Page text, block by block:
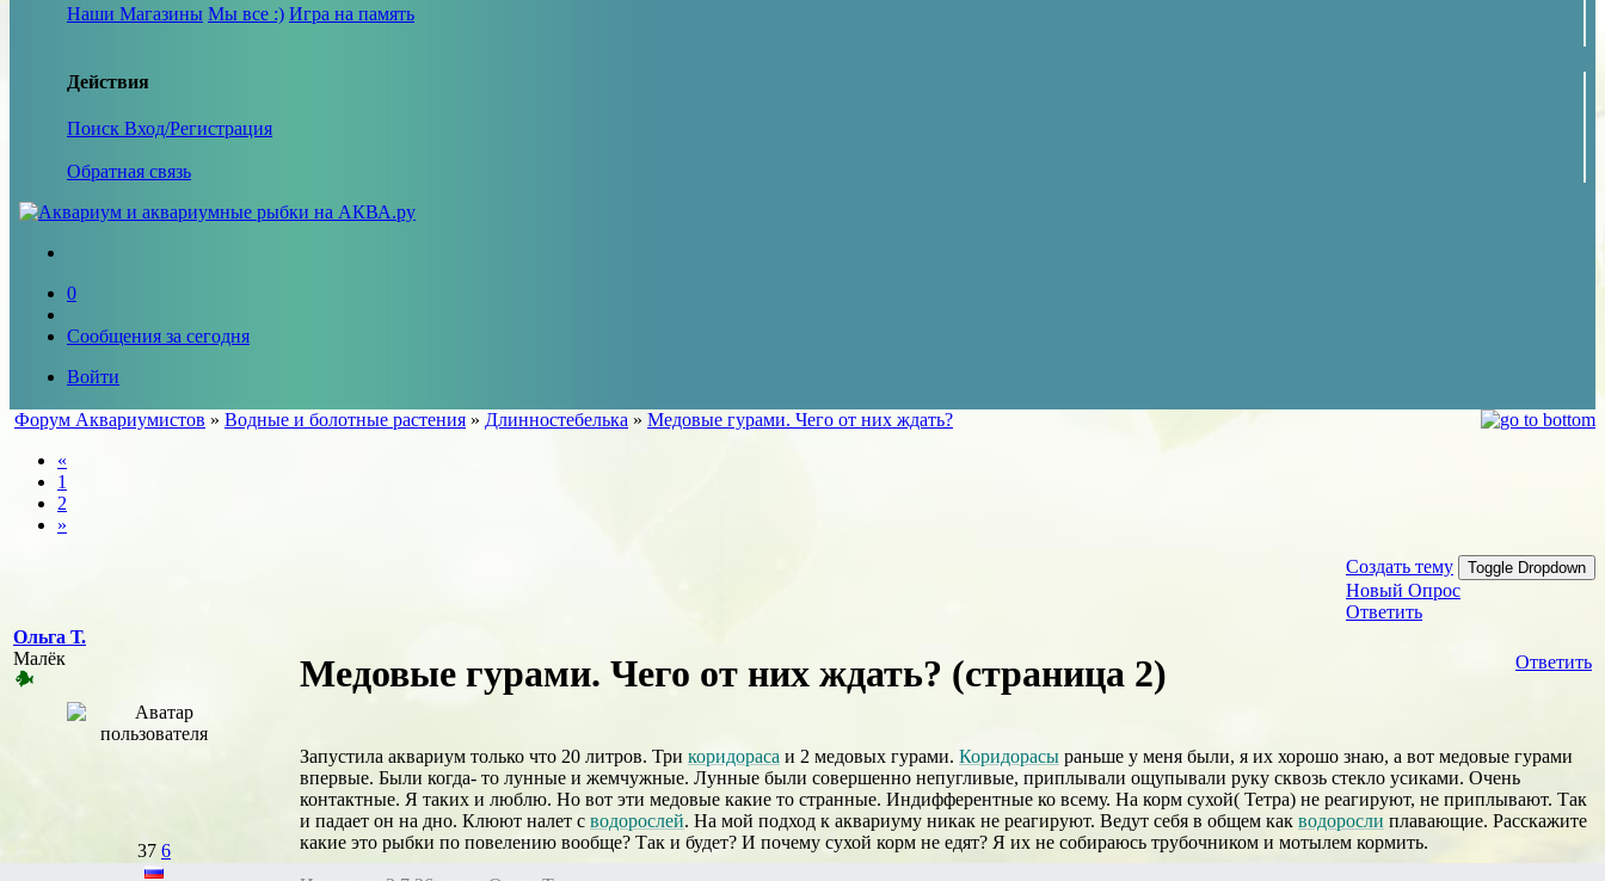
Наши Магазины Мы все :) Игра на память
Действия
Поиск Вход/Регистрация
Обратная связь
0
Сообщения за сегодня
Войти
Форум Аквариумистов » Водные и болотные растения » Длинностебелька » Медовые гурами. Чего от них ждать?
«
1
2
»
Создать тему Toggle Dropdown
Новый Опрос
Ответить
Ольга Т.
Малёк
37 6
Ответить
Медовые гурами. Чего от них ждать? (страница 2)
Запустила аквариум только что 20 литров. Три коридораса и 2 медовых гурами. Коридорасы раньше у меня были, я их хорошо знаю, а вот медовые гурами
впервые. Были когда- то лунные и жемчужные. Лунные были совершенно непугливые, приплывали ощупывали руку сквозь стекло усиками. Очень
контактные. Я таких и люблю. Но вот эти медовые какие то странные. Индифферентные ко всему. На корм сухой( Тетра) не реагируют, не приплывают. Так
и падает он на дно. Клюют налет с водорослей. На мой подход к аквариуму никак не реагируют. Ведут себя в общем как водоросли плавающие. Расскажите
какие это рыбки по повелению вообще? Так и будет? И почему сухой корм не едят? Я их не собираюсь трубочником и мотылем кормить.